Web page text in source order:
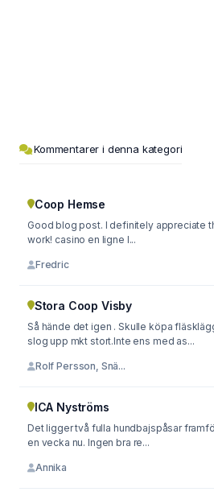
Kommentarer i denna kategori
Coop Hemse
Good blog post. I definitely appreciate this site.
work! casino en ligne I...
Fredric
Stora Coop Visby
Så hände det igen . Skulle köpa
slog upp mkt stort.Inte ens med as...
Rolf Persson, Snä...
ICA Nyströms
Det ligger två fulla hundbajspåsar framför entré n De
en vecka nu. Ingen bra re...
Annika